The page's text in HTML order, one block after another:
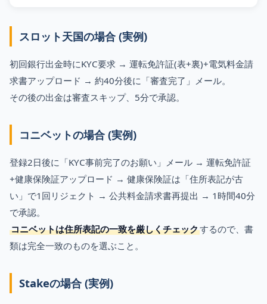
スロット天国の場合 (実例)
初回銀行出金時にKYC要求 → 運転免許証(表+裏)+電気料金請
求書アップロード → 約40分後に「審査完了」メール。
その後の出金は審査スキップ、5分で承認。
コニベットの場合 (実例)
登録2日後に「KYC事前完了のお願い」メール → 運転免許証
+健康保険証アップロード → 健康保険証は「住所表記が古
い」で1回リジェクト → 公共料金請求書再提出 → 1時間40分
で承認。
コニベットは住所表記の一致を厳しくチェックするので、書
類は完全一致のものを選ぶこと。
Stakeの場合 (実例)